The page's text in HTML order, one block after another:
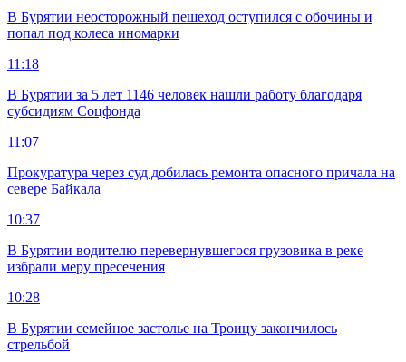
В Бурятии неосторожный пешеход оступился с обочины и
попал под колеса иномарки
11:18
В Бурятии за 5 лет 1146 человек нашли работу благодаря
субсидиям Соцфонда
11:07
Прокуратура через суд добилась ремонта опасного причала на
севере Байкала
10:37
В Бурятии водителю перевернувшегося грузовика в реке
избрали меру пресечения
10:28
В Бурятии семейное застолье на Троицу закончилось
стрельбой